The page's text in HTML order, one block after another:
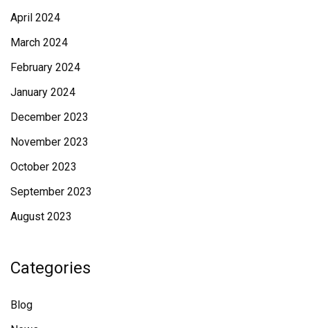
April 2024
March 2024
February 2024
January 2024
December 2023
November 2023
October 2023
September 2023
August 2023
Categories
Blog